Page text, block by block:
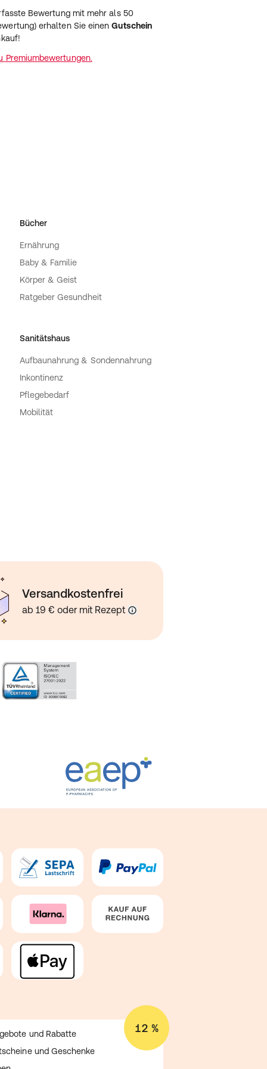
Bewertung mit mehr als 50
erhalten Sie einenGutschein
Premiumbewertungen.
Bücher
Ernährung
Baby & Familie
Körper & Geist
Ratgeber Gesundheit
Sanitätshaus
Aufbaunahrung & Sondennahrung
Inkontinenz
Pflegebedarf
Mobilität
Versandkostenfrei
ab 19 € oder mit Rezept
12 %
und Rabatte
und Geschenke